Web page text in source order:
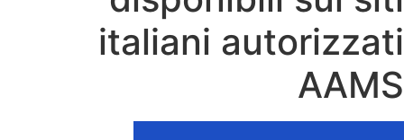
italiani autorizzati
AAMS